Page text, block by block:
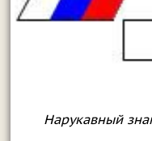
Нарукавный